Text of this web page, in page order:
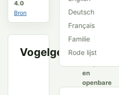
4.0
Bron
VogelgeluidVWG
en
openbare
Deutsch
Français
Familie
Rode lijst